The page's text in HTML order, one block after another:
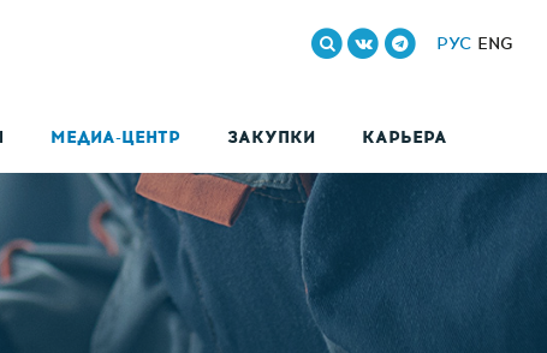
МЕДИА-ЦЕНТР ЗАКУПКИ КАРЬЕРА
РУС ENG